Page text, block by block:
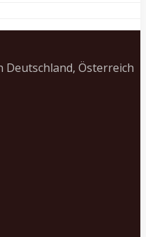
Österreich